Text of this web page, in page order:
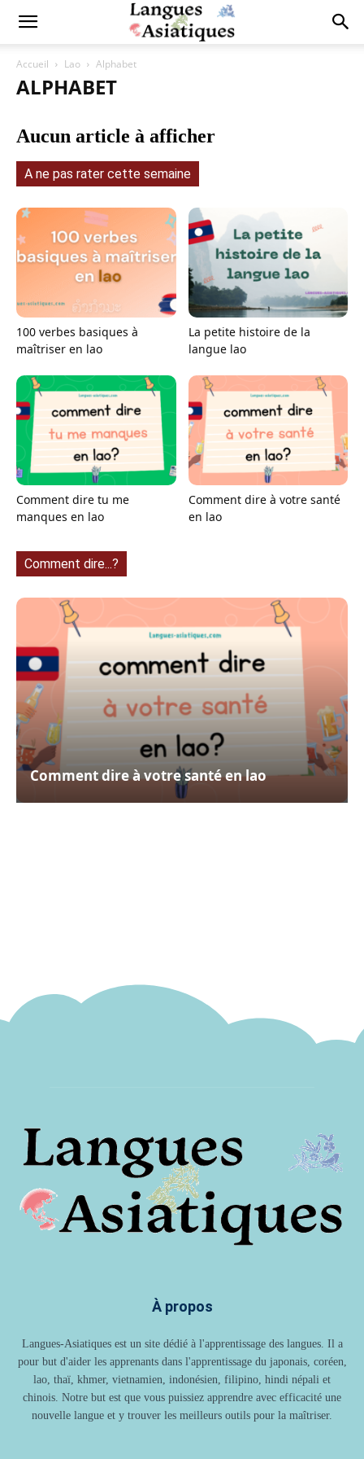
Accueil Lao Alphabet
ALPHABET
Aucun article à afficher
A ne pas rater cette semaine
100 verbes basiques à
maîtriser en lao
La petite histoire de la
langue lao
Comment dire tu me
manques en lao
Comment dire à votre santé
en lao
Comment dire...?
Comment dire à votre santé en lao
À propos
Langues-Asiatiques est un site dédié à l'apprentissage des langues. Il a
pour but d'aider les apprenants dans l'apprentissage du japonais, coréen,
lao, thaï, khmer, vietnamien, indonésien, filipino, hindi népali et
chinois. Notre but est que vous puissiez apprendre avec efficacité une
nouvelle langue et y trouver les meilleurs outils pour la maîtriser.